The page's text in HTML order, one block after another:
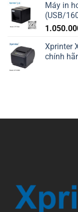
Máy in
(USB/
Xprinter
chính